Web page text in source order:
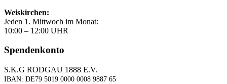
Weiskirchen:
Jeden 1. Mittwoch im Monat:
10:00 – 12:00 UHR
Spendenkonto
S.K.G RODGAU 1888 E.V.
IBAN: DE79 5019 0000 0008 9887 65